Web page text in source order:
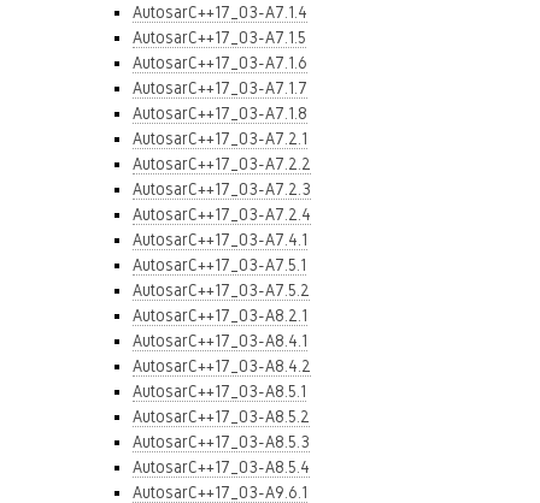
AutosarC++17_03-A7.1.4
AutosarC++17_03-A7.1.5
AutosarC++17_03-A7.1.6
AutosarC++17_03-A7.1.7
AutosarC++17_03-A7.1.8
AutosarC++17_03-A7.2.1
AutosarC++17_03-A7.2.2
AutosarC++17_03-A7.2.3
AutosarC++17_03-A7.2.4
AutosarC++17_03-A7.4.1
AutosarC++17_03-A7.5.1
AutosarC++17_03-A7.5.2
AutosarC++17_03-A8.2.1
AutosarC++17_03-A8.4.1
AutosarC++17_03-A8.4.2
AutosarC++17_03-A8.5.1
AutosarC++17_03-A8.5.2
AutosarC++17_03-A8.5.3
AutosarC++17_03-A8.5.4
AutosarC++17_03-A9.6.1